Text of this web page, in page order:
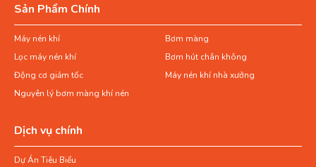
Sản Phẩm Chính
Máy nén khí
Bơm màng
Lọc máy nén khí
Bơm hút chân không
Động cơ giảm tốc
Máy nén khí nhà xưởng
Nguyên lý bơm màng khí nén
Dịch vụ chính
Dự Án Tiêu Biểu